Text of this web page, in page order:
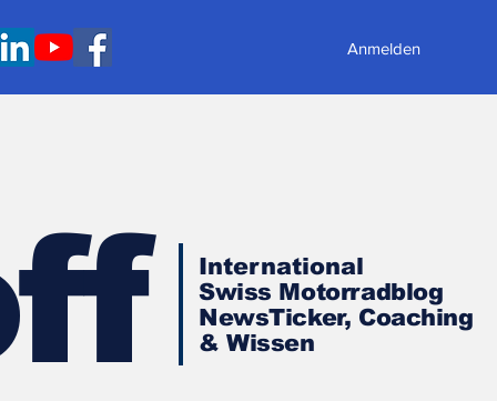
Anmelden
International
Swiss Motorradblog
NewsTicker, Coaching
& Wissen